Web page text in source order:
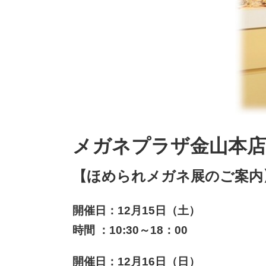
メガネプラザ金山本
【ほめられメガネ展のご案
開催日：12月15日（土）
時間 ：10:30～18：00
開催日：12月16日（日）